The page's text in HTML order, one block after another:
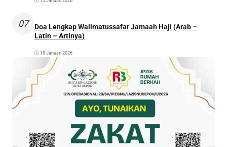
07
Doa Lengkap Walimatussafar Jamaah Haji (Arab –
Latin – Artinya)
15 Januari 2026